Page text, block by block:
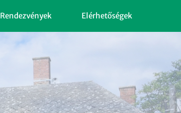
Rendezvények Elérhetőségek